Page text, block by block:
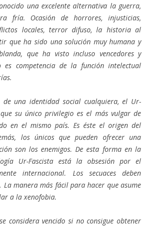
una excelente alternativa la guerra,
fría. Ocasión de horrores, injusticias,
locales, terror difuso, la historia al
que ha sido una solución muy humana y
que ha visto incluso vencedores y
es competencia de la función intelectual
de una identidad social cualquiera, el Ur-
su único privilegio es el más vulgar de
en el mismo país. Es éste el origen del
los únicos que pueden ofrecer una
son los enemigos. De esta forma en la
Ur-Fascista está la obsesión por el
internacional. Los secuaces deben
La manera más fácil para hacer que asume
a la xenofobia.
considera vencido si no consigue obtener